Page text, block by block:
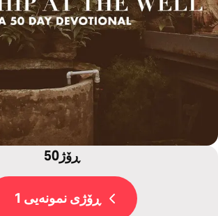
50ڕۆژ
ڕۆژی نمونەیی 1